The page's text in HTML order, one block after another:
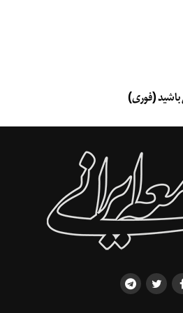
کارشناس ‏حوزه رفاه و سیاست‌گذاری اجتماعی
آزارهای مدرن از نگاه ‏کالایی و بازاری حاکم
شرایط کلی جامعه امروز ایران و ‏رعایت حقوق
وضع کودکی در ایران بسیار بغرنج است و ‏عملا
شده است و جامعه بدون کودکی جامعه‌ای
کلان و عمومی کشور وجود دارد که به حوزه
خودتنظیم‌گری. وقتی نظام اقتصادی به
در آن انسان در حاشیه است، روی هر موضوعی
کودکان آسیب بزند و باعث ‏شود که زندگی
آشفتگی روحی ایجاد کند یا حتی ‏اعتماد‌به
محسوب می‌شود. این‌که بچه مجبور شود روحیه
کنند کتاب بنویسد) یا با نیت کمک به آینده دردی
است. این‌که بچه دو ساله را در پوزیشن‌های
برای اینستاگرام ثبت می‌کنند، نادیده‌گرفتن
والدین هم ‏ایجاد می‌شود، می‌گوید: «پدر و
درحالی‌که والدین مسئول ‏کودک‌اند و نه مالک
باشید (فوری)